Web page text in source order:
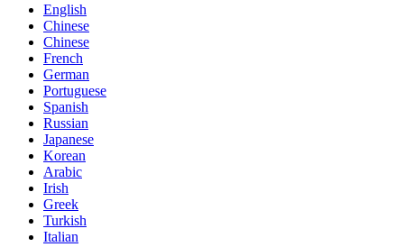
English
Chinese
Chinese
French
German
Portuguese
Spanish
Russian
Japanese
Korean
Arabic
Irish
Greek
Turkish
Italian